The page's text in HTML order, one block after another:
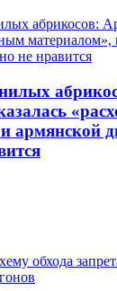
армянской